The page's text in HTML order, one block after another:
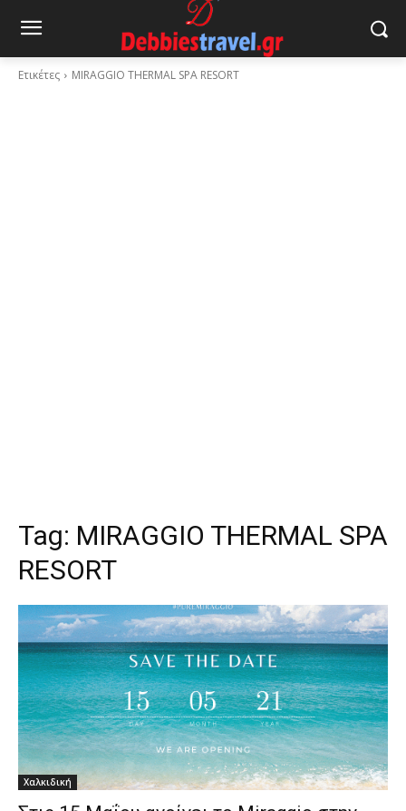
Ετικέτες MIRAGGIO THERMAL SPA RESORT
Tag: MIRAGGIO THERMAL SPA
RESORT
Χαλκιδική